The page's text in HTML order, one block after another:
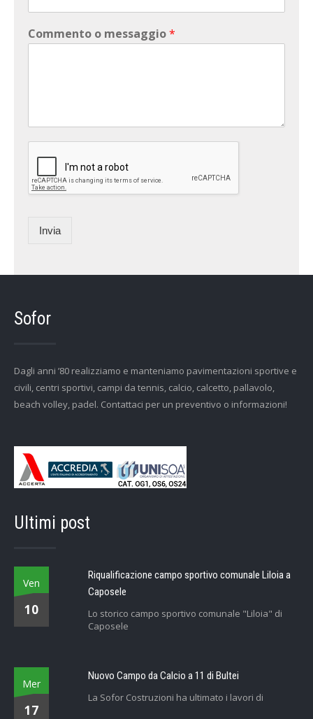
Commento o messaggio*
Invia
Sofor
Dagli anni ’80 realizziamo e manteniamo pavimentazioni sportive e
civili, centri sportivi, campi da tennis, calcio, calcetto, pallavolo,
beach volley, padel. Contattaci per un preventivo o informazioni!
Ultimi post
Ven
10
Riqualificazione campo sportivo comunale Liloia a
Caposele
Lo storico campo sportivo comunale "Liloia" di
Caposele
Mer
17
Nuovo Campo da Calcio a 11 di Bultei
La Sofor Costruzioni ha ultimato i lavori di